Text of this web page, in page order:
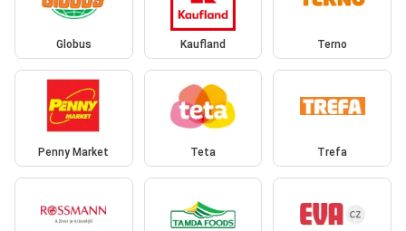
Globus Kaufland Terno
Penny Market Teta Trefa